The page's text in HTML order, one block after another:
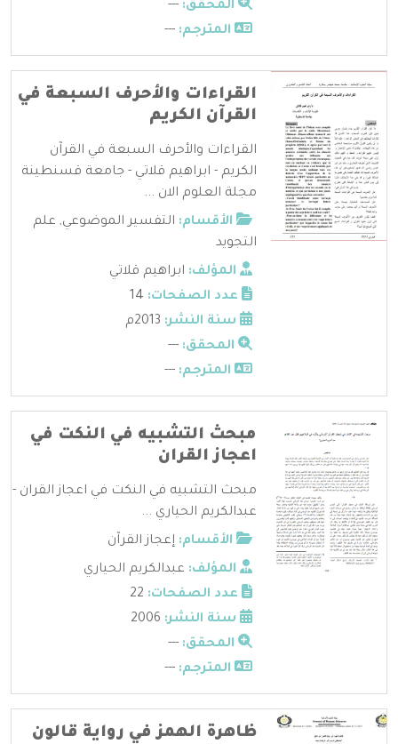
المحقق: ---
المترجم: ---
القراءات والأحرف السبعة في
القرآن الكريم
القراءات والأحرف السبعة في القرآن
الكريم - ابراهيم قلاتي - جامعة قسنطينة
مجلة العلوم الان ...
الأقسام: التفسير الموضوعي, علم
التجويد
المؤلف: ابراهيم قلاتي
عدد الصفحات:
سنة النشر:
المحقق: ---
المترجم: ---
مبحث التشبيه في النكت في
اعجاز القران
مبحث التشبيه في النكت في اعجاز القران -
عبدالكريم الحياري ...
الأقسام: إعجاز القرآن
المؤلف: عبدالكريم الحياري
عدد الصفحات:
سنة النشر:
المحقق: ---
المترجم: ---
ظاهرة الهمز في رواية قالون